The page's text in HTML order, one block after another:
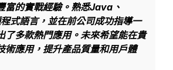
富的實戰經驗。熟悉Java、
式語言，並在前公司成功指導一
了多款熱門應用。未來希望能在貴
術應用，提升產品質量和用戶體